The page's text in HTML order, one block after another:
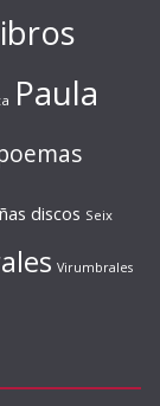
Paula
discos Seix
Virumbrales